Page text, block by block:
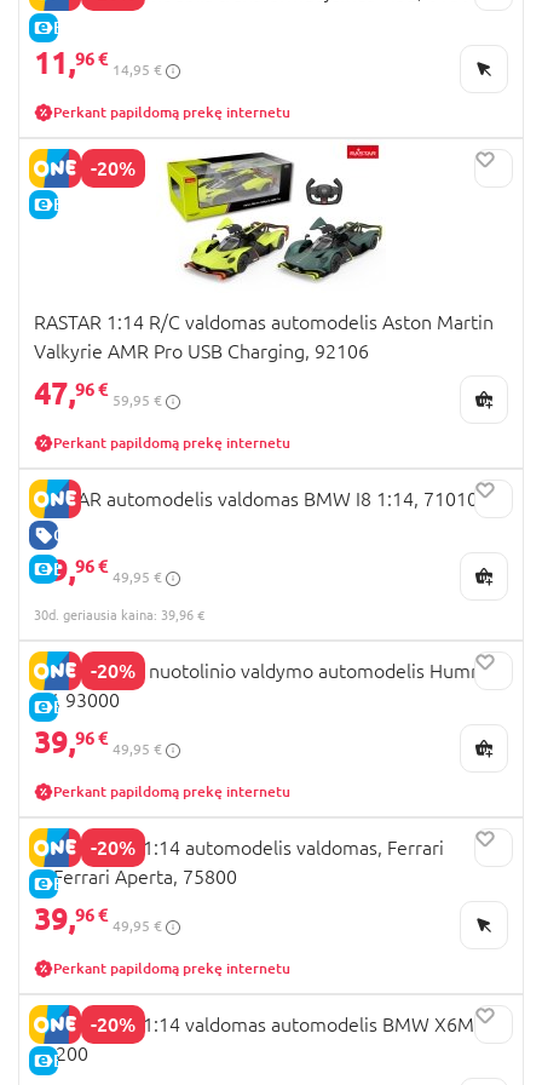
E-KAINA
11,96 €
14,95 €
Perkant papildomą prekę internetu
-20%
E-KAINA
RASTAR 1:14 R/C valdomas automodelis Aston Martin
Valkyrie AMR Pro USB Charging, 92106
47,96 €
59,95 €
Perkant papildomą prekę internetu
GERA KAINA
E-KAINA
RASTAR automodelis valdomas BMW I8 1:14, 71010
39,96 €
49,95 €
30d. geriausia kaina: 39,96 €
-20%
E-KAINA
RASTAR 1:16 nuotolinio valdymo automodelis Hummer
EV, 93000
39,96 €
49,95 €
Perkant papildomą prekę internetu
-20%
E-KAINA
RASTAR R/C 1:14 automodelis valdomas, Ferrari
LaFerrari Aperta, 75800
39,96 €
49,95 €
Perkant papildomą prekę internetu
-20%
E-KAINA
RASTAR R/C 1:14 valdomas automodelis BMW X6M,
99200